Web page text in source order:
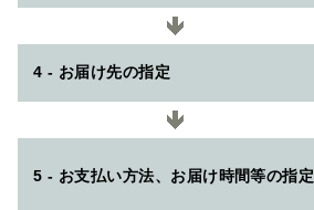
4 - お届け先の指定
5 - お支払い方法、お届け時間等の指定